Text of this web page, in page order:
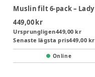
449,00 kr
Ursprungligen449,00 kr
Senaste lägsta pris449,00 kr
Online